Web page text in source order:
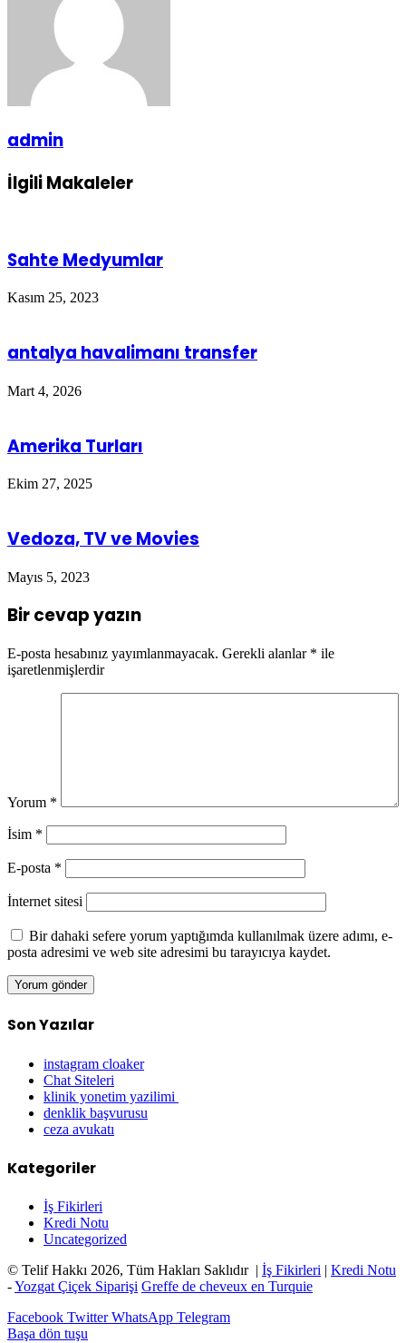
admin
İlgili Makaleler
Sahte Medyumlar
Kasım 25, 2023
antalya havalimanı transfer
Mart 4, 2026
Amerika Turları
Ekim 27, 2025
Vedoza, TV ve Movies
Mayıs 5, 2023
Bir cevap yazın
E-posta hesabınız yayımlanmayacak. Gerekli alanlar * ile
işaretlenmişlerdir
Yorum *
İsim *
E-posta *
İnternet sitesi
Bir dahaki sefere yorum yaptığımda kullanılmak üzere adımı, e-
posta adresimi ve web site adresimi bu tarayıcıya kaydet.
Son Yazılar
instagram cloaker
Chat Siteleri
klinik yonetim yazilimi
denklik başvurusu
ceza avukatı
Kategoriler
İş Fikirleri
Kredi Notu
Uncategorized
© Telif Hakkı 2026, Tüm Hakları Saklıdır | İş Fikirleri | Kredi Notu
-Yozgat Çiçek Siparişi Greffe de cheveux en Turquie
Facebook Twitter WhatsApp Telegram
Başa dön tuşu